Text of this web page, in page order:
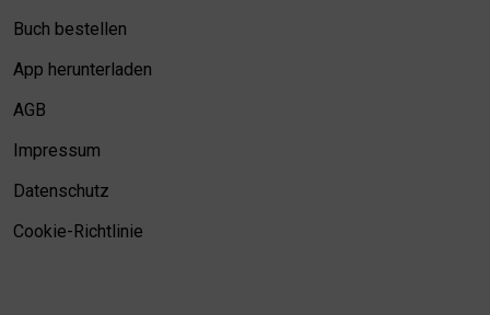
Buch bestellen
App herunterladen
AGB
Impressum
Datenschutz
Cookie-Richtlinie